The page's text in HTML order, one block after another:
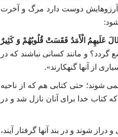
آرزوهایش دوست دارد مرگ و آخرت
عَلَیهِمُ الْأَمَدُ فَقَسَتْ قُلُوبُهُمْ وَ كَثِیرٌ
و مانند کسانی نباشند که در
از آنها گنهکارند».
شوند؛ حتی کتابی هم که از ناحیه
کتاب خدا برای آنان نازل شد و در
شوند و در بند آنها گرفتار آیند،